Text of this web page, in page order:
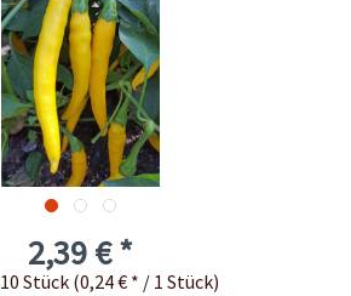
2,39 € *
10 Stück (0,24 € * / 1 Stück)